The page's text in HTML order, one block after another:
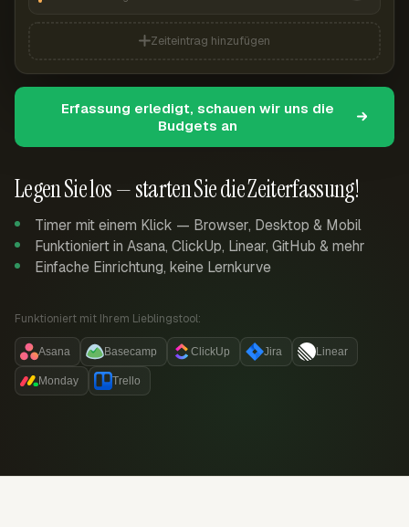
Legen Sie los — starten Sie die Zeiterfassung!
Timer mit einem Klick — Browser, Desktop & Mobil
Funktioniert in Asana, ClickUp, Linear, GitHub & mehr
Einfache Einrichtung, keine Lernkurve
Funktioniert mit Ihrem Lieblingstool:
Asana Basecamp ClickUp Jira Linear
Monday Trello
Zeiteintrag hinzufügen
Erfassung erledigt, schauen wir uns die
Budgets an